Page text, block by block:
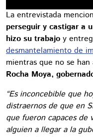
La entrevistada
perseguir y castigar a
hizo su trabajo y
desmantelamiento de
mientras que no se
Rocha Moya,
“Es inconcebible que
distraernos de que en
que fueron capaces de
alguien a llegar a la